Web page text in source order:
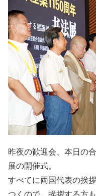
昨夜の歓迎会、本日の
展の開催式。
すべてに両国代表の挨